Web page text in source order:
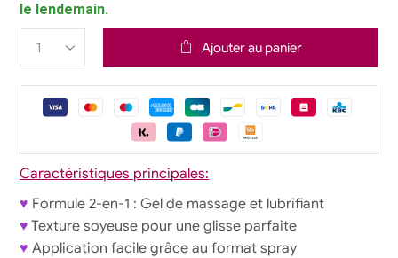
le lendemain.
Ajouter au panier
Caractéristiques principales:
♥ Formule 2-en-1 : Gel de massage et lubrifiant
♥ Texture soyeuse pour une glisse parfaite
♥ Application facile grâce au format spray